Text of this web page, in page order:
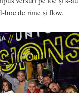
hoc de rime și flow.